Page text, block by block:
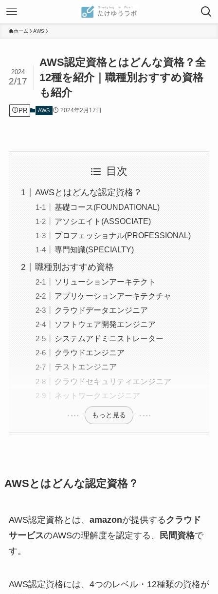
ホーム AWS
AWS認定資格とはどんな資格？全
12種を紹介｜職種別おすすめ資格
も紹介
2024
2/17
PR AWS 2024年2月17日
目次
AWSとはどんな認定資格？
基礎コース(FOUNDATIONAL)
アソシエイト(ASSOCIATE)
プロフェッショナル(PROFESSIONAL)
専門知識(SPECIALTY)
職種別おすすめ資格
ソリューションアーキテクト
アプリケーションアーキテクチャ
クラウドデータエンジニア
ソフトウェア開発エンジニア
システムアドミニストレーター
クラウドエンジニア
テストエンジニア
クラウドセキュリティエンジニア
ネットワークエンジニア
もっと見る
AWSとはどんな認定資格？
AWS認定資格とは、 amazonが提供するクラウド
サービスのAWSの理解度を認定する、 民間資格で
す。
AWS認定資格には、4つのレベル・12種類の資格が